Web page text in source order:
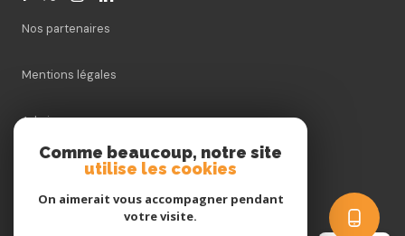
Nos partenaires
Mentions légales
Admin
Nos honoraires
Comme beaucoup, notre site
utilise les cookies
On aimerait vous accompagner pendant
votre visite.